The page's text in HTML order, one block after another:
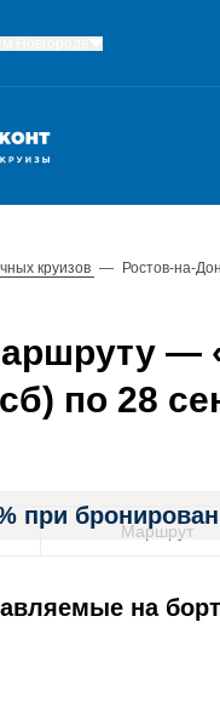
круизов — Ростов-на-
—
по 28
при
Маршрут
на